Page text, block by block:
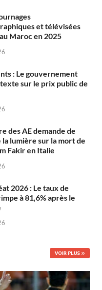
et télévisées
Maroc en 2025
: Le gouvernement
sur le prix public de
des AE demande de
lumière sur la mort de
Fakir en Italie
2026 : Le taux de
à 81,6% après le
VOIR PLUS